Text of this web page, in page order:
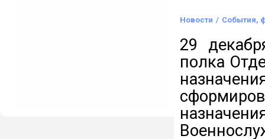
Новости / События,
29
полка